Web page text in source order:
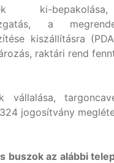
ki-
a
kiszállításra
raktári rend
vállalása,
jogosítvány
buszok az alábbi